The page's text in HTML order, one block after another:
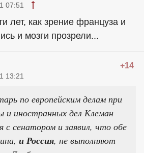
07:51
лет, как зрение француза и
и мозги прозрели...
+14
13:21
по европейским делам при
и иностранных дел Клеман
с сенатором и заявил, что обе
и Россия, не выполняют